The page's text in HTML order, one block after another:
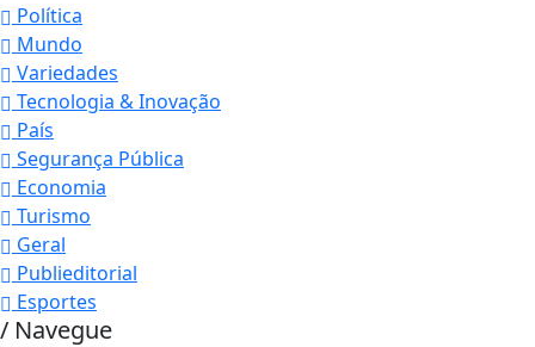
Política
Mundo
Variedades
Tecnologia & Inovação
País
Segurança Pública
Economia
Turismo
Geral
Publieditorial
Esportes
/ Navegue